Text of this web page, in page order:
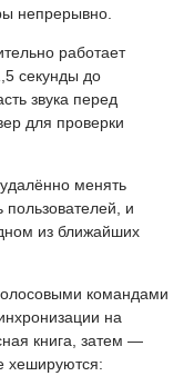
непрерывно.
работает
секунды до
звука перед
для проверки
менять
и
из ближайших
командами
на
книга, затем —
хешируются: